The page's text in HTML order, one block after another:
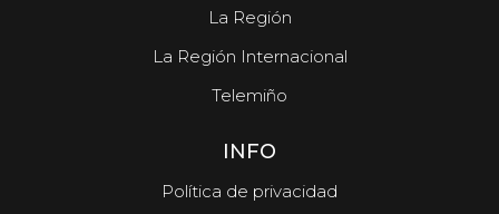
La Región
La Región Internacional
Telemiño
INFO
Política de privacidad